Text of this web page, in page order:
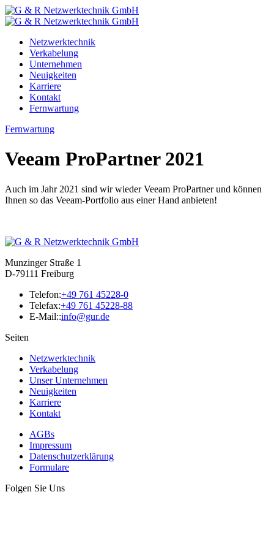
Zum
Inhalt
Netzwerktechnik
Verkabelung
Unternehmen
Neuigkeiten
Karriere
Kontakt
Fernwartung
Fernwartung
Veeam ProPartner 2021
Auch im Jahr 2021 sind wir wieder Veeam ProPartner und können
Ihnen so das Veeam-Portfolio aus einer Hand anbieten!
Munzinger Straße 1
D-79111 Freiburg
Telefon:+49 761 45228-0
Telefax:+49 761 45228-88
E-Mail::info@gur.de
Seiten
Netzwerktechnik
Verkabelung
Unser Unternehmen
Neuigkeiten
Karriere
Kontakt
AGBs
Impressum
Datenschutzerklärung
Formulare
Folgen Sie Uns